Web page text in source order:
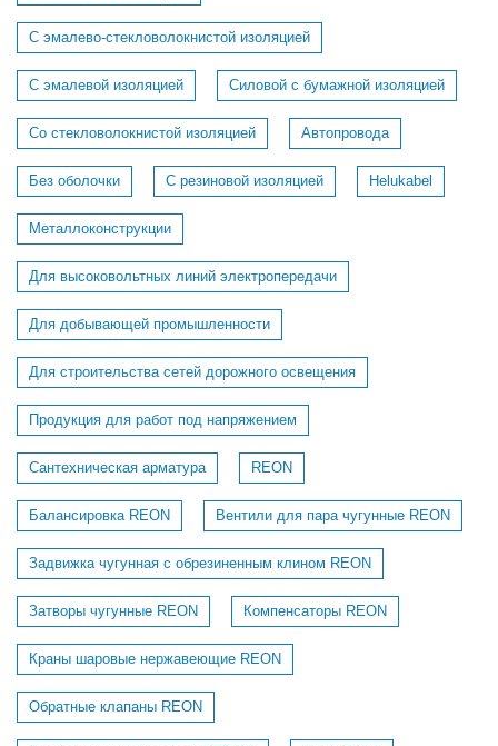
С эмалево-стекловолокнистой изоляцией
С эмалевой изоляцией Силовой с бумажной изоляцией
Со стекловолокнистой изоляцией Автопровода
Без оболочки С резиновой изоляцией Helukabel
Металлоконструкции
Для высоковольтных линий электропередачи
Для добывающей промышленности
Для строительства сетей дорожного освещения
Продукция для работ под напряжением
Сантехническая арматура REON
Балансировка REON Вентили для пара чугунные REON
Задвижка чугунная с обрезиненным клином REON
Затворы чугунные REON Компенсаторы REON
Краны шаровые нержавеющие REON
Обратные клапаны REON